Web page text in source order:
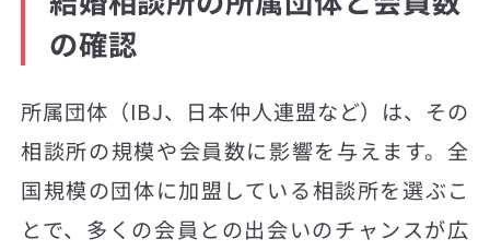
の確認
所属団体（IBJ、日本仲人連盟など）は、その
相談所の規模や会員数に影響を与えます。全
国規模の団体に加盟している相談所を選ぶこ
とで、多くの会員との出会いのチャンスが広